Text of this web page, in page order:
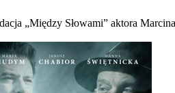
„Między Słowami” aktora